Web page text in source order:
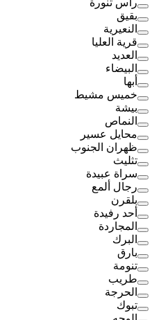
رأس تنورة
بقيق
النعيرية
قرية العليا
العديد
البيضاء
أبها
خميس مشيط
بيشة
النماص
محايل عسير
ظهران الجنوب
تثليث
سراة عبيدة
رجال ألمع
بلقرن
أحد رفيدة
المجاردة
البرك
بارق
تنومة
طريب
الحرجة
تبوك